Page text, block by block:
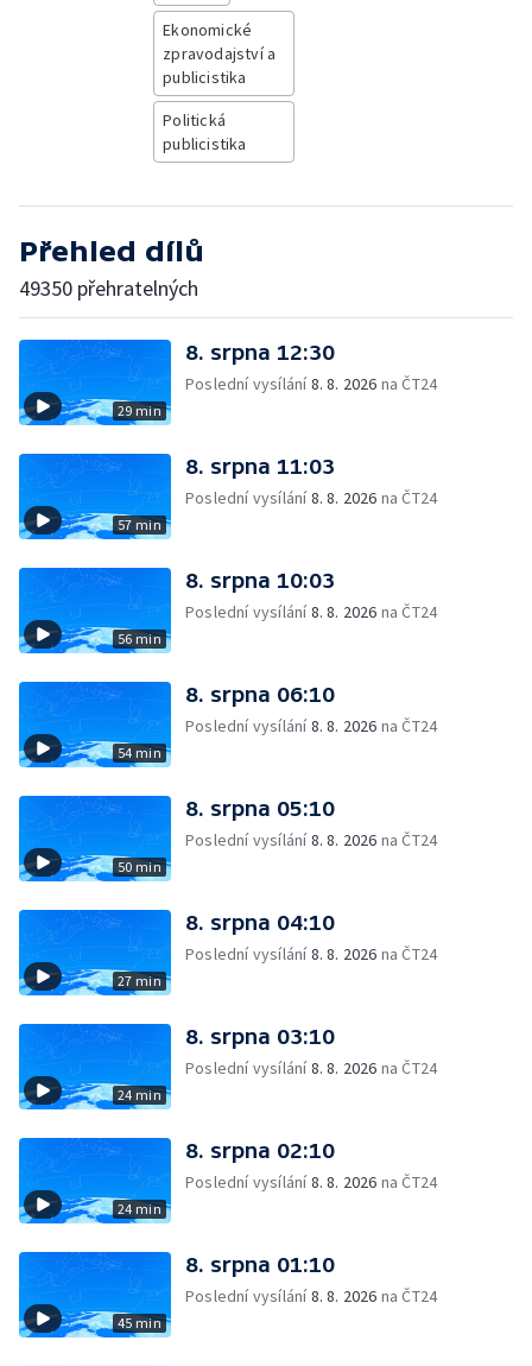
Ekonomické
zpravodajství a
publicistika
Politická
publicistika
Přehled dílů
49350 přehratelných
29 min
8. srpna 12:30
Poslední vysílání8. 8. 2026 na ČT24
57 min
8. srpna 11:03
Poslední vysílání8. 8. 2026 na ČT24
56 min
8. srpna 10:03
Poslední vysílání8. 8. 2026 na ČT24
54 min
8. srpna 06:10
Poslední vysílání8. 8. 2026 na ČT24
50 min
8. srpna 05:10
Poslední vysílání8. 8. 2026 na ČT24
27 min
8. srpna 04:10
Poslední vysílání8. 8. 2026 na ČT24
24 min
8. srpna 03:10
Poslední vysílání8. 8. 2026 na ČT24
24 min
8. srpna 02:10
Poslední vysílání8. 8. 2026 na ČT24
45 min
8. srpna 01:10
Poslední vysílání8. 8. 2026 na ČT24